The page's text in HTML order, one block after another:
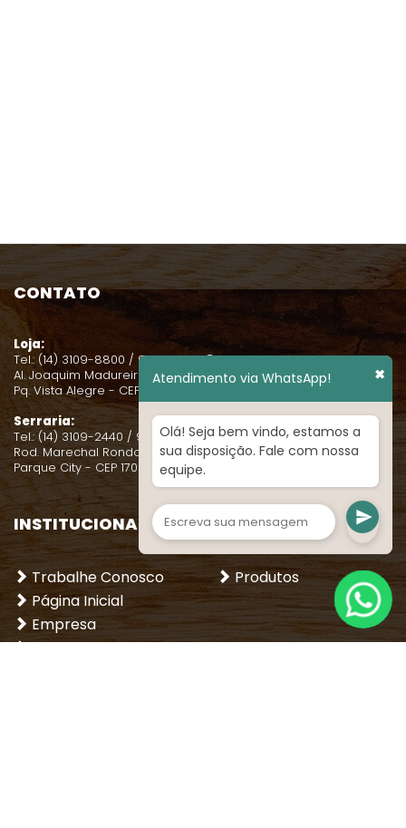
CONTATO
Loja:
Tel.: (14) 3109-8800 / 99131-0631
Al. Joaquim Madureira, 2-38
Pq. Vista Alegre - CEP 17021-080
Serraria:
Tel.: (14) 3109-2440 / 99131-0635
Rod. Marechal Rondon, Km 345
Parque City - CEP 17021-080
INSTITUCIONAL
Trabalhe Conosco
Página Inicial
Empresa
Dicas
LOJA
Produtos
Atendimento via WhatsApp! ✖
Olá! Seja bem vindo, estamos a
sua disposição. Fale com nossa
equipe.